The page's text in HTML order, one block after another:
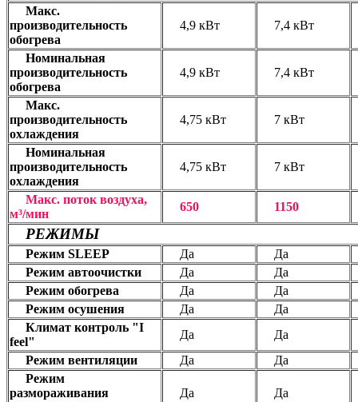
Макс.
производительность
обогрева
4,9 кВт 7,4 кВт
Номинальная
производительность
обогрева
4,9 кВт 7,4 кВт
Макс.
производительность
охлаждения
4,75 кВт 7 кВт
Номинальная
производительность
охлаждения
4,75 кВт 7 кВт
Макс. поток воздуха,
м³/мин
650 1150
РЕЖИМЫ
Режим SLEEP Да Да
Режим автоочистки
Да Да
Режим обогрева
Да Да
Режим осушения
Да Да
Климат контроль "I
feel"
Да Да
Режим вентиляции
Да Да
Режим
размораживания
Да Да